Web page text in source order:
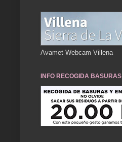
Avamet Webcam Villena
INFO RECOGIDA BASURAS